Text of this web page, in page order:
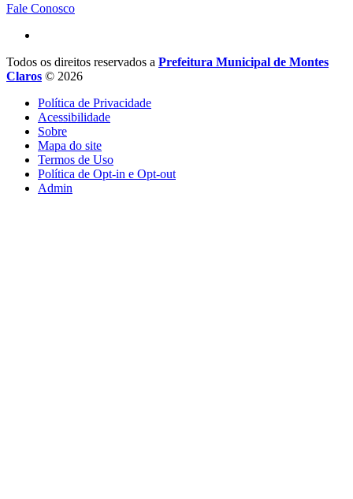
Fale Conosco
Todos os direitos reservados a Prefeitura Municipal de Montes
Claros © 2026
Política de Privacidade
Acessibilidade
Sobre
Mapa do site
Termos de Uso
Política de Opt-in e Opt-out
Admin